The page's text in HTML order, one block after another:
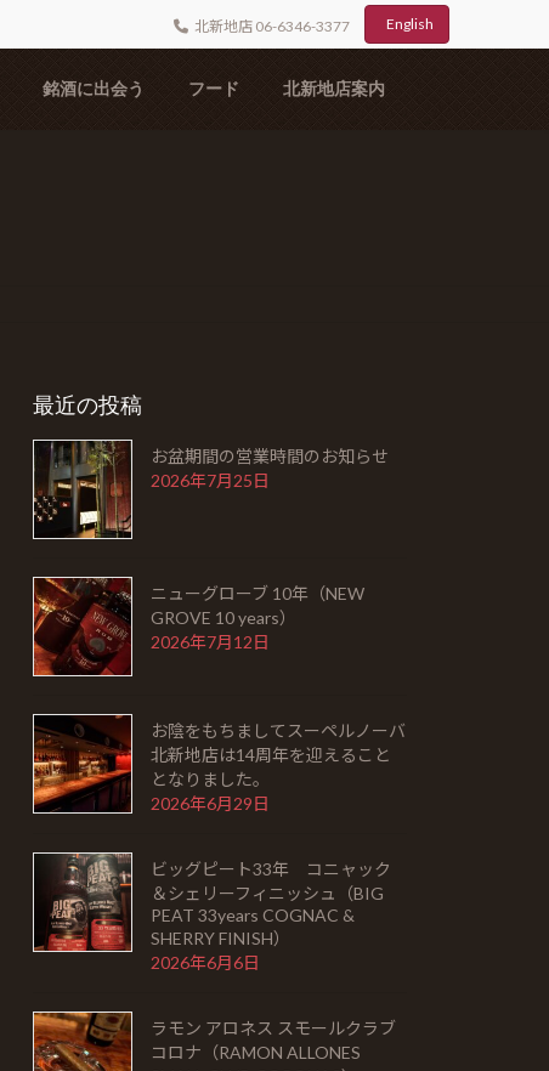
北新地店 06-6346-3377 English
銘酒に出会う フード 北新地店案内
最近の投稿
お盆期間の営業時間のお知らせ
2026年7月25日
ニューグローブ 10年（NEW
GROVE 10 years）
2026年7月12日
お陰をもちましてスーペルノーバ
北新地店は14周年を迎えること
となりました。
2026年6月29日
ビッグピート33年 コニャック
＆シェリーフィニッシュ（BIG
PEAT 33years COGNAC &
SHERRY FINISH）
2026年6月6日
ラモン アロネス スモールクラブ
コロナ（RAMON ALLONES